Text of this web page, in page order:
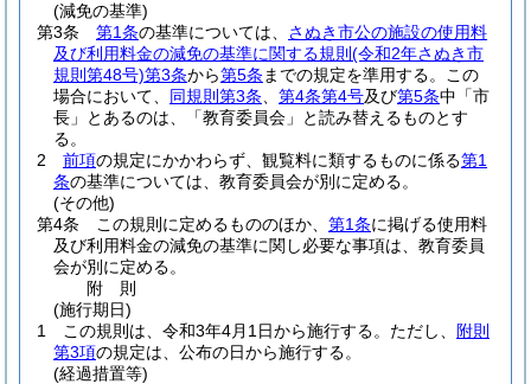
(減免の基準)
第3条
第1条の基準については、 さぬき市公の施設の使用料
及び利用料金の減免の基準に関する規則 (令和2年さぬき市
規則第48号)第3条から第5条 までの規定を準用する。
この
場合において、 同規則第3条 第4条第4号及び第5条中「市
長」とあるのは、「教育委員会」と読み替えるものとす
る。
2
前項の規定にかかわらず、観覧料に類するものに係る第1
条の基準については、教育委員会が別に定める。
(その他)
第4条
この規則に定めるもののほか、 第1条に掲げる使用料
及び利用料金の減免の基準に関し必要な事項は、教育委員
会が別に定める。
附 則
(施行期日)
1
この規則は、令和3年4月1日から施行する。 ただし、
附則
第3項の規定は、公布の日から施行する。
(経過措置等)